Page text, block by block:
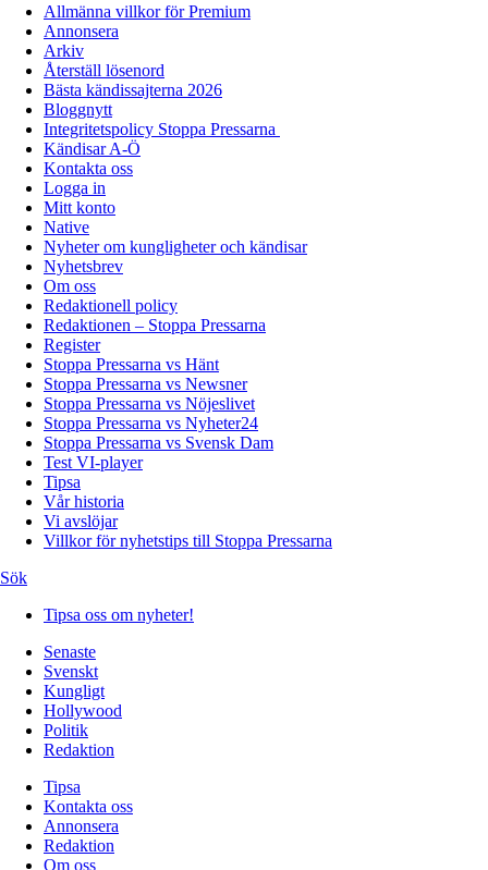
Allmänna villkor för Premium
Annonsera
Arkiv
Återställ lösenord
Bästa kändissajterna 2026
Bloggnytt
Integritetspolicy Stoppa Pressarna
Kändisar A-Ö
Kontakta oss
Logga in
Mitt konto
Native
Nyheter om kungligheter och kändisar
Nyhetsbrev
Om oss
Redaktionell policy
Redaktionen – Stoppa Pressarna
Register
Stoppa Pressarna vs Hänt
Stoppa Pressarna vs Newsner
Stoppa Pressarna vs Nöjeslivet
Stoppa Pressarna vs Nyheter24
Stoppa Pressarna vs Svensk Dam
Test VI-player
Tipsa
Vår historia
Vi avslöjar
Villkor för nyhetstips till Stoppa Pressarna
Sök
Tipsa oss om nyheter!
Senaste
Svenskt
Kungligt
Hollywood
Politik
Redaktion
Tipsa
Kontakta oss
Annonsera
Redaktion
Om oss